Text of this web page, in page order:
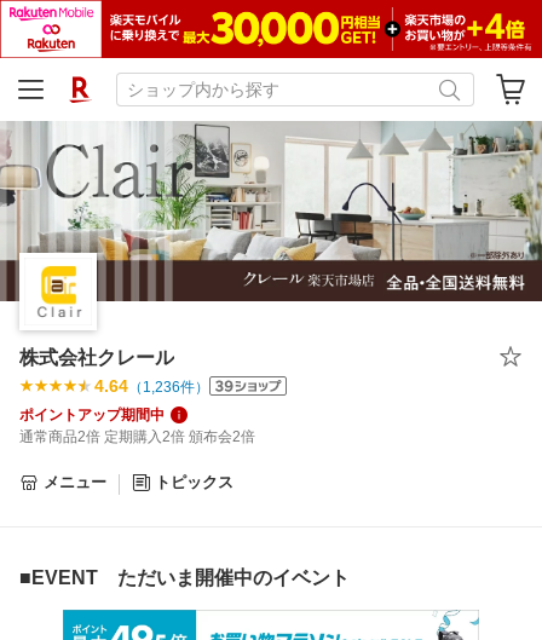
株式会社クレール
4.64 （ 1,236件）
ポイントアップ期間中
通常商品2倍 定期購入2倍 頒布会2倍
メニュー トピックス
■EVENT ただいま開催中のイベント